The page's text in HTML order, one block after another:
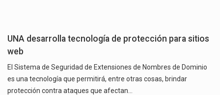
UNA desarrolla tecnología de protección para sitios
web
El Sistema de Seguridad de Extensiones de Nombres de Dominio
es una tecnología que permitirá, entre otras cosas, brindar
protección contra ataques que afectan…